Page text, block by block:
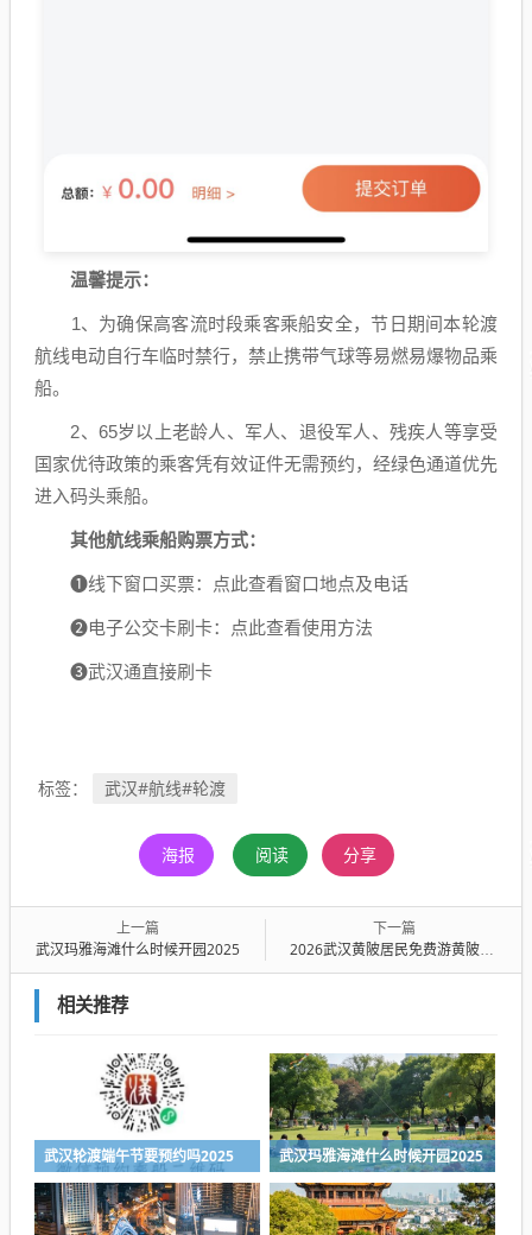
温馨提示：
1、为确保高客流时段乘客乘船安全，节日期间本轮渡
航线电动自行车临时禁行，禁止携带气球等易燃易爆物品乘
船。
2、65岁以上老龄人、军人、退役军人、残疾人等享受
国家优待政策的乘客凭有效证件无需预约，经绿色通道优先
进入码头乘船。
其他航线乘船购票方式：
➊线下窗口买票：点此查看窗口地点及电话
➋电子公交卡刷卡：点此查看使用方法
➌武汉通直接刷卡
标签： 武汉#航线#轮渡
海报 阅读 分享
上一篇
武汉玛雅海滩什么时候开园2025
下一篇
2026武汉黄陂居民免费游黄陂景区政策
相关推荐
武汉轮渡端午节要预约吗2025 武汉玛雅海滩什么时候开园2025